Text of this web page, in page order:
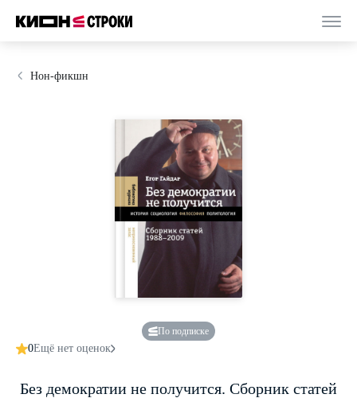
Нон-фикшн
По подписке
0Ещё нет оценок
Без демократии не получится. Сборник статей